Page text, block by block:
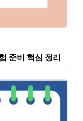
준비 핵심 정리